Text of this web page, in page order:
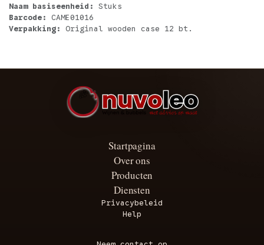
Naam basiseenheid: Stuks
Barcode: CAME01016
Verpakking: Original wooden case 12 bt.
Startpagina
Over ons
Producten
Diensten
Privacybeleid
Help